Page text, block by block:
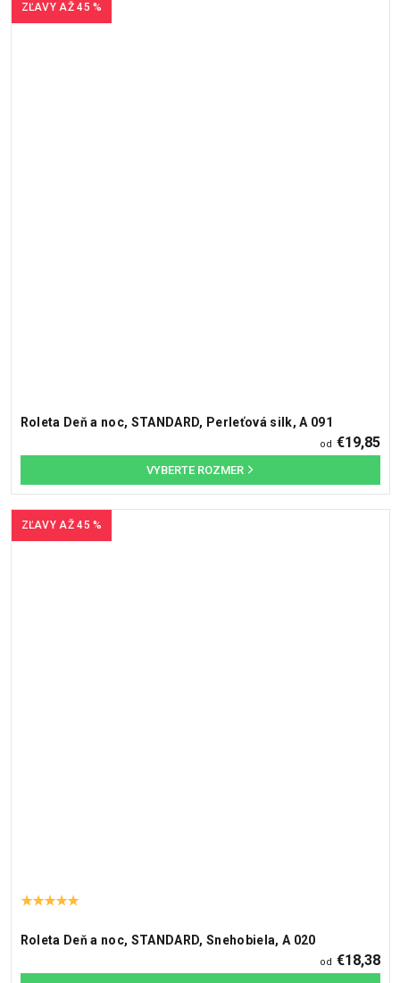
ZĽAVY AŽ 45 %
Roleta Deň a noc, STANDARD, Perleťová silk, A 091
od €19,85
ZĽAVY AŽ 45 %
Roleta Deň a noc, STANDARD, Snehobiela, A 020
od €18,38